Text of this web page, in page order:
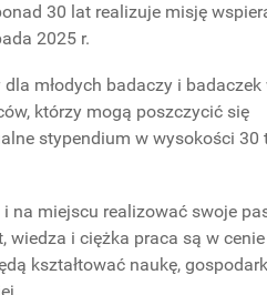
30 lat realizuje misję
2025 r.
młodych badaczy i badaczek
którzy mogą poszczycić się
stypendium w wysokości 30
na miejscu realizować swoje
wiedza i ciężka praca są w
kształtować naukę,